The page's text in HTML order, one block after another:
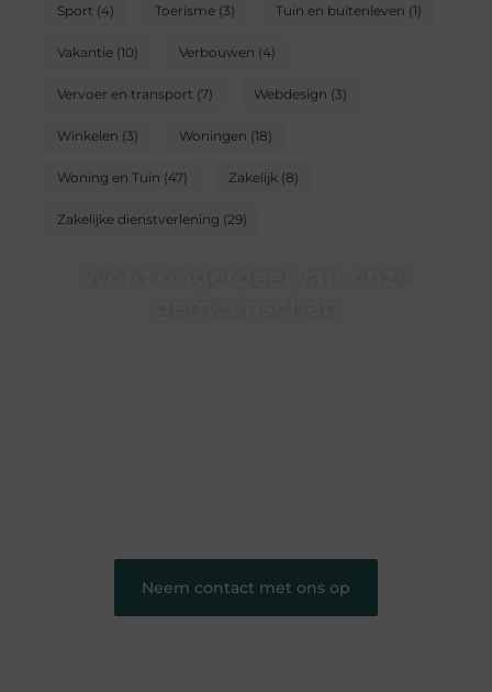
Sport (4) Toerisme(3) Tuin en buitenleven (1)
Vakantie(10) Verbouwen (4)
Vervoer en transport (7) Webdesign (3)
Winkelen (3) Woningen (18)
Woning en Tuin (47) Zakelijk(8)
Zakelijke dienstverlening (29)
Neem contact met ons op